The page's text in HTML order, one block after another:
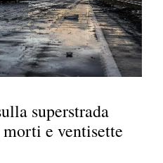
superstrada
e ventisette